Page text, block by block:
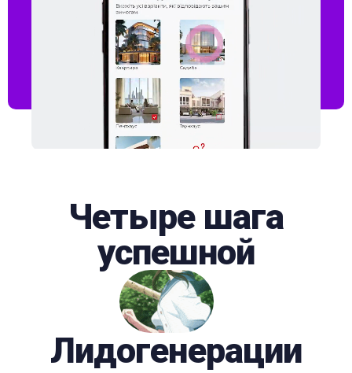
Четыре шага
успешной
Лидогенерации